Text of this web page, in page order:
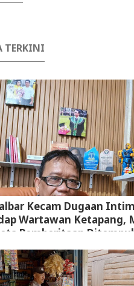
TERKINI
Kecam Dugaan
Wartawan Ketapang,
Pemberitaan